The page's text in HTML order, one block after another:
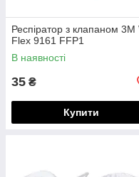
Респіратор з клапаном 3М
Flex 9161 FFP1
В наявності
35 ₴
Купити